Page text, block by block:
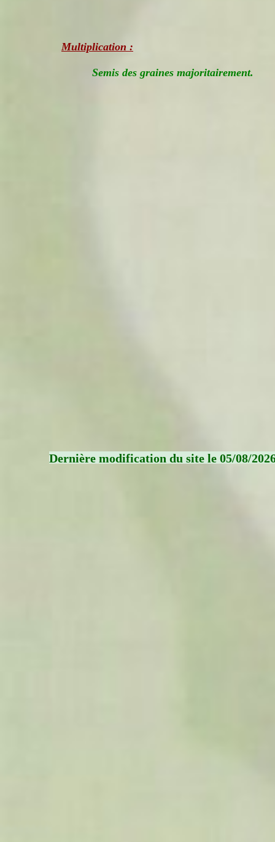
Multiplication :
Semis des graines majoritairement.
Dernière modification du site le 05/08/